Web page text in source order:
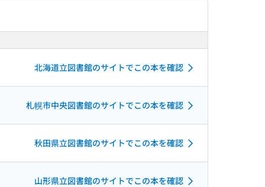
北海道立図書館のサイトでこの本を確認
札幌市中央図書館のサイトでこの本を確認
秋田県立図書館のサイトでこの本を確認
山形県立図書館のサイトでこの本を確認